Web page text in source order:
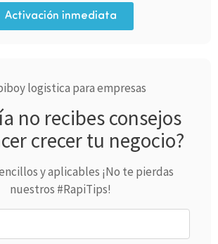
Activación inmediata
no recibes consejos
crecer tu negocio?
y aplicables ¡No te pierdas
nuestros #RapiTips!